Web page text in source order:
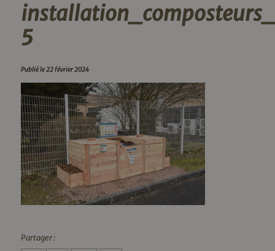
5
Publié le 22 février 2024
Partager :